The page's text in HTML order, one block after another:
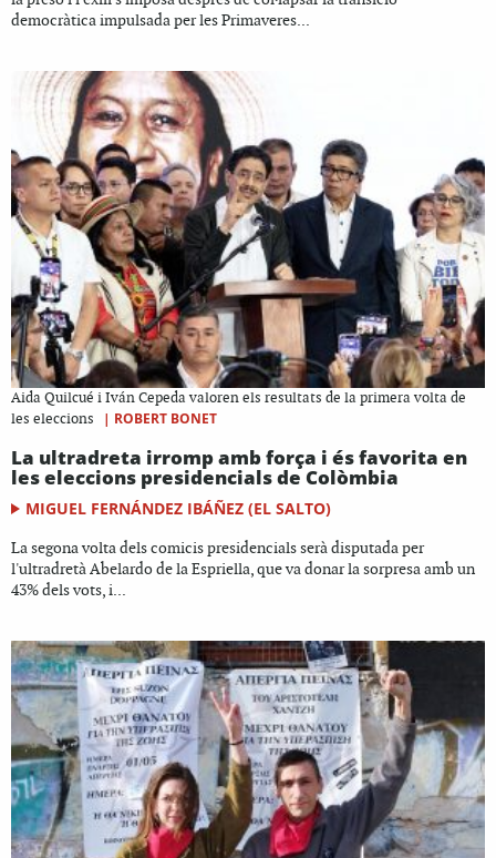
democràtica impulsada per les Primaveres...
Aida Quilcué i Iván Cepeda valoren els resultats de la primera volta de
les eleccions
| ROBERT BONET
La ultradreta irromp amb força i és favorita en
les eleccions presidencials de Colòmbia
MIGUEL FERNÁNDEZ IBÁÑEZ (EL SALTO)
La segona volta dels comicis presidencials serà disputada per
l'ultradretà Abelardo de la Espriella, que va donar la sorpresa amb un
43% dels vots, i...